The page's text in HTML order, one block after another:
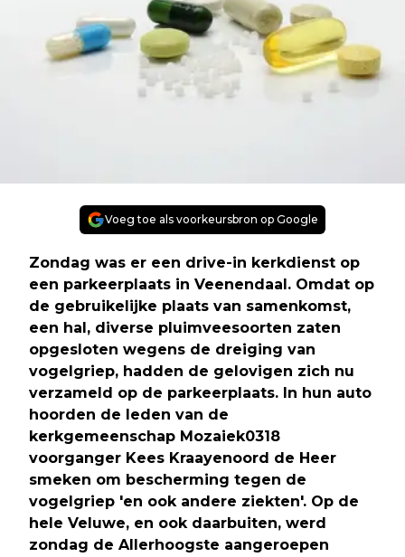
Voeg toe als voorkeursbron op Google
Zondag was er een drive-in kerkdienst op
een parkeerplaats in Veenendaal. Omdat op
de gebruikelijke plaats van samenkomst,
een hal, diverse pluimveesoorten zaten
opgesloten wegens de dreiging van
vogelgriep, hadden de gelovigen zich nu
verzameld op de parkeerplaats. In hun auto
hoorden de leden van de
kerkgemeenschap Mozaiek0318
voorganger Kees Kraayenoord de Heer
smeken om bescherming tegen de
vogelgriep 'en ook andere ziekten'. Op de
hele Veluwe, en ook daarbuiten, werd
zondag de Allerhoogste aangeroepen